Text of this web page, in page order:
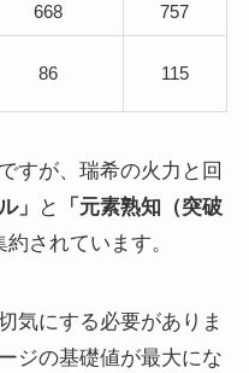
668 757
86 115
すが、瑞希の火力と回
」 と
「元素熟知（突破
されています。
気にする必要がありま
ジの基礎値が最大にな